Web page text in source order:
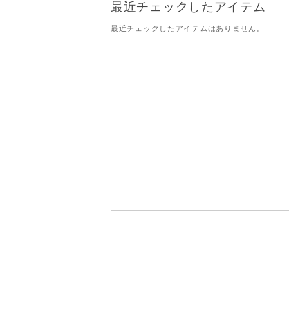
最近チェックしたアイテム
最近チェックしたアイテムはありません。